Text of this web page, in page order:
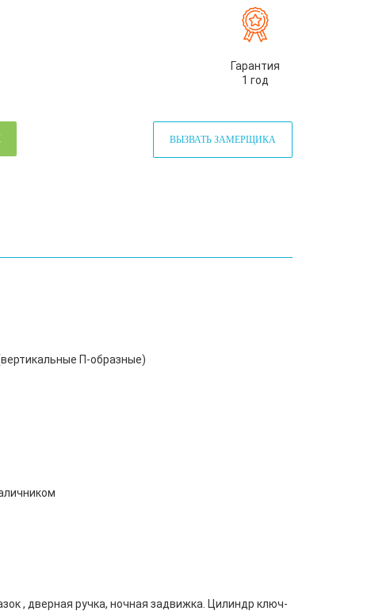
Гарантия
1 год
ВЫЗВАТЬ ЗАМЕРЩИКА
П-образные)
, дверная ручка, ночная задвижка. Цилиндр ключ-